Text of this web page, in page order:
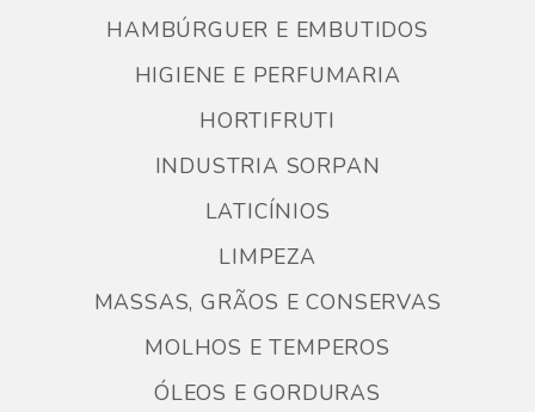
HAMBÚRGUER E EMBUTIDOS
HIGIENE E PERFUMARIA
HORTIFRUTI
INDUSTRIA SORPAN
LATICÍNIOS
LIMPEZA
MASSAS, GRÃOS E CONSERVAS
MOLHOS E TEMPEROS
ÓLEOS E GORDURAS